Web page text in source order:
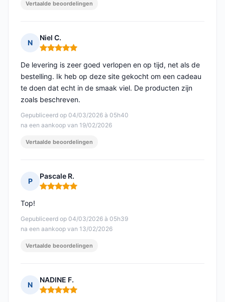
Vertaalde beoordelingen
N
Niel C.
Opmerking: 5 van 5
Gepubliceerd op 04/03/2026 à 05h40
na een aankoop van 19/02/2026
De levering is zeer goed verlopen en op tijd, net als de
bestelling. Ik heb op deze site gekocht om een cadeau
te doen dat echt in de smaak viel. De producten zijn
zoals beschreven.
Vertaalde beoordelingen
P
Pascale R.
Opmerking: 5 van 5
Gepubliceerd op 04/03/2026 à 05h39
na een aankoop van 13/02/2026
Top!
Vertaalde beoordelingen
N
NADINE F.
Opmerking: 5 van 5